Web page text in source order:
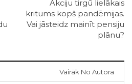
Akciju tirgū lielākais
kritums kopš pandēmijas.
Vai jāsteidz mainīt pensiju
plānu?
Vairāk No Autora